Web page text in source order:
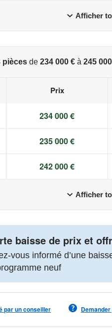
Afficher
pièces de 234 000 € à 245
Prix
234 000 €
235 000 €
242 000 €
Afficher
baisse de prix et
vous informé d’une
neuf
par un conseiller Demander